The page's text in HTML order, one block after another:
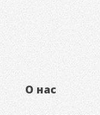
О нас